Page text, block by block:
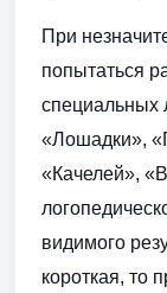
При
попытаться
специальных
«Лошадки»,
«Качелей»,
видимого
короткая, то